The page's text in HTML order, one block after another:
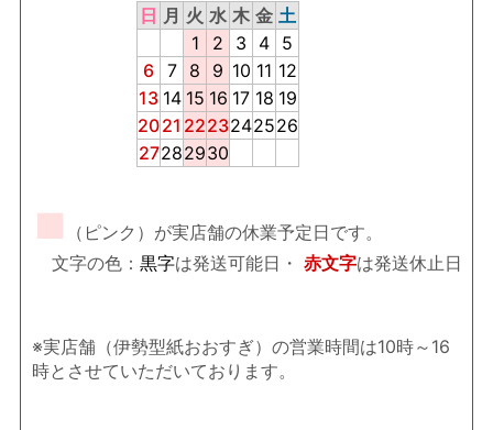
日 月 火 水 木 金 土
1
2 3 4 5
6 7 8 9 10 11 12
13 14 15 16 17 18 19
2021 2223242526
27282930
■
（ピンク）が実店舗の休業予定日です。
文字の色： 黒字は発送可能日・ 赤文字は発送休止日
※実店舗（伊勢型紙おおすぎ）の営業時間は10時～16
時とさせていただいております。